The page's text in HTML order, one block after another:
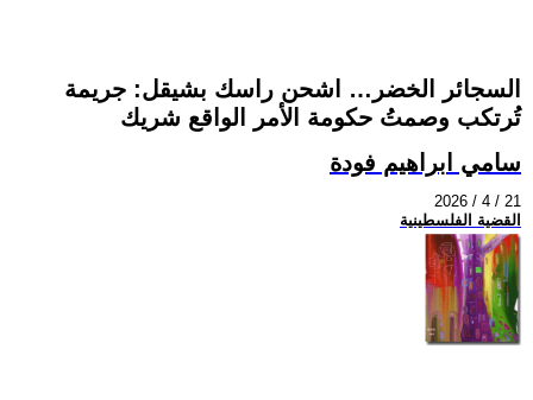
السجائر الخضر… اشحن راسك بشيقل: جريمة
تُرتكب وصمتُ حكومة الأمر الواقع شريك
سامي ابراهيم فودة
2026 / 4 / 21
القضية الفلسطينية